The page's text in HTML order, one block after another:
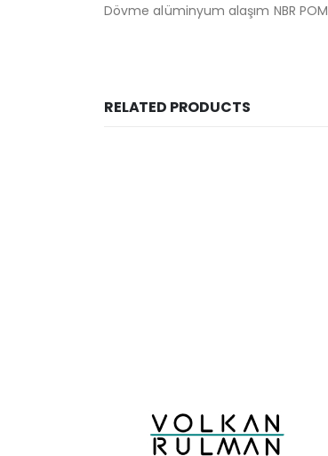
Dövme alüminyum alaşım NBR POM
RELATED PRODUCTS